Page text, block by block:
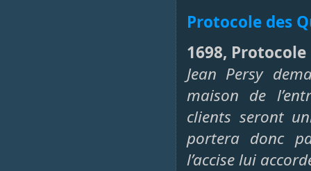
Protocole des
1698, Protocole
Jean Persy
maison de
clients seront
portera donc
l’accise lui